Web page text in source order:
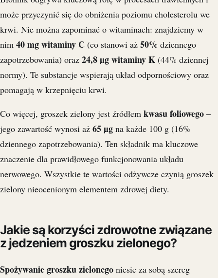
może przyczynić się do obniżenia poziomu cholesterolu we
krwi. Nie można zapominać o witaminach: znajdziemy w
nim 40 mg witaminy C (co stanowi aż 50% dziennego
zapotrzebowania) oraz 24,8 µg witaminy K (44% dziennej
normy). Te substancje wspierają układ odpornościowy oraz
pomagają w krzepnięciu krwi.
Co więcej, groszek zielony jest źródłem kwasu foliowego –
jego zawartość wynosi aż 65 µg na każde 100 g (16%
dziennego zapotrzebowania). Ten składnik ma kluczowe
znaczenie dla prawidłowego funkcjonowania układu
nerwowego. Wszystkie te wartości odżywcze czynią groszek
zielony nieocenionym elementem zdrowej diety.
Jakie są korzyści zdrowotne związane
z jedzeniem groszku zielonego?
Spożywanie groszku zielonego niesie za sobą szereg